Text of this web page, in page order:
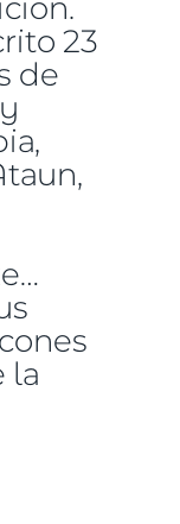
23
de
la
al Aire Libre